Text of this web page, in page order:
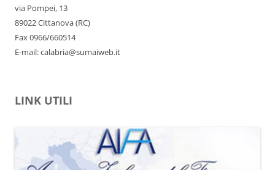
via Pompei, 13
89022 Cittanova (RC)
Fax 0966/660514
E-mail: calabria@sumaiweb.it
LINK UTILI